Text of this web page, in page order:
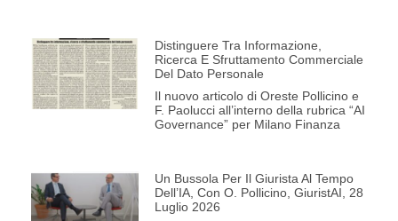
Distinguere Tra Informazione,
Ricerca E Sfruttamento Commerciale
Del Dato Personale
Il nuovo articolo di Oreste Pollicino e
F. Paolucci all’interno della rubrica “AI
Governance” per Milano Finanza
Un Bussola Per Il Giurista Al Tempo
Dell’IA, Con O. Pollicino, GiuristAI, 28
Luglio 2026